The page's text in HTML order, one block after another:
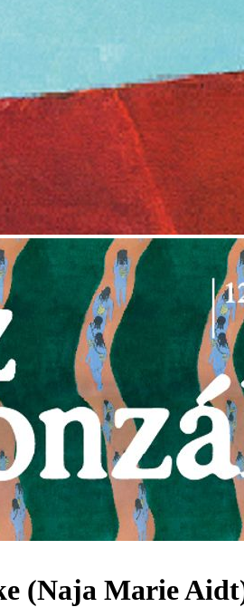
(Naja Marie